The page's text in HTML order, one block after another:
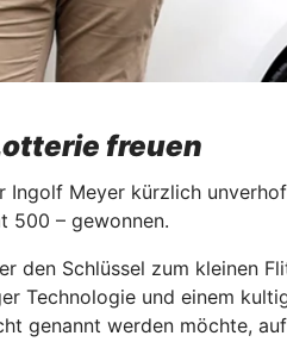
freuen
Ingolf Meyer kürzlich
500 – gewonnen.
den Schlüssel zum kleinen
Technologie und einem
genannt werden möchte,